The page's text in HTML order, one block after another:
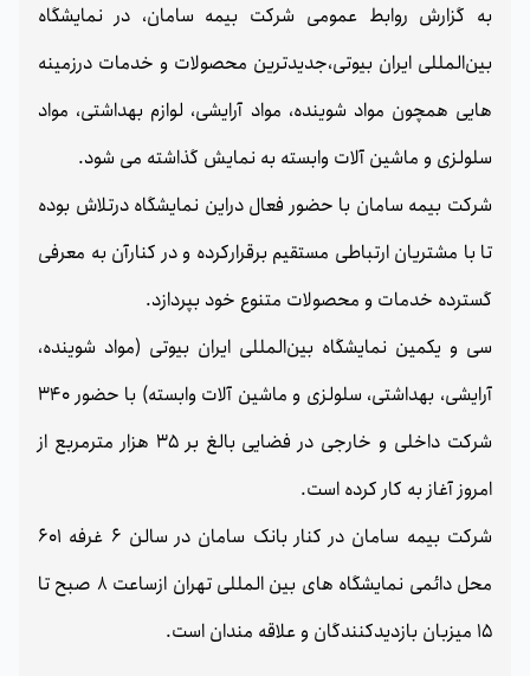
به گزارش روابط عمومی شرکت بیمه سامان، در نمایشگاه
بین‌المللی ایران بیوتی،جدیدترین محصولات و خدمات درزمینه
هایی همچون مواد شوینده، مواد آرایشی، لوازم بهداشتی، مواد
سلولزی و ماشین آلات وابسته به نمایش گذاشته می شود.
شرکت بیمه سامان با حضور فعال دراین نمایشگاه درتلاش بوده
تا با مشتریان ارتباطی مستقیم برقرارکرده و در کنارآن به معرفی
گسترده خدمات و محصولات متنوع خود بپردازد.
سی و یکمین نمایشگاه بین‌المللی ایران بیوتی (مواد شوینده،
آرایشی، بهداشتی، سلولزی و ماشین آلات وابسته) با حضور 340
شرکت داخلی و خارجی در فضایی بالغ بر 35 هزار مترمربع از
امروز آغاز به کار کرده است.
شرکت بیمه سامان در کنار بانک سامان در سالن 6 غرفه 601
محل دائمی نمایشگاه های بین المللی تهران ازساعت 8 صبح تا
15 میزبان بازدیدکنندگان و علاقه مندان است.